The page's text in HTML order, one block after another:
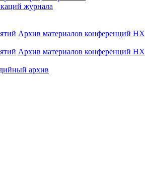
журнала
Архив материалов конференций НХ
Архив материалов конференций НХ
архив